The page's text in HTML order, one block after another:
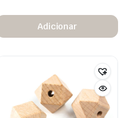
Adicionar